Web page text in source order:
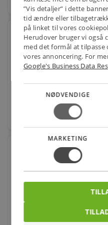
stk.
SPADESTIK 0,5-
SPADESTIK 1,5-
”Vis detaljer” i dette
tid ændre eller
på linket til vores
Herudover bruger vi også
med det formål at
vores annoncering. For
Google's Business Data
NØDVENDIGE
MARKETING